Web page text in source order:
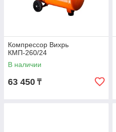
Компрессор Вихрь
КМП-260/24
В наличии
63 450 ₸